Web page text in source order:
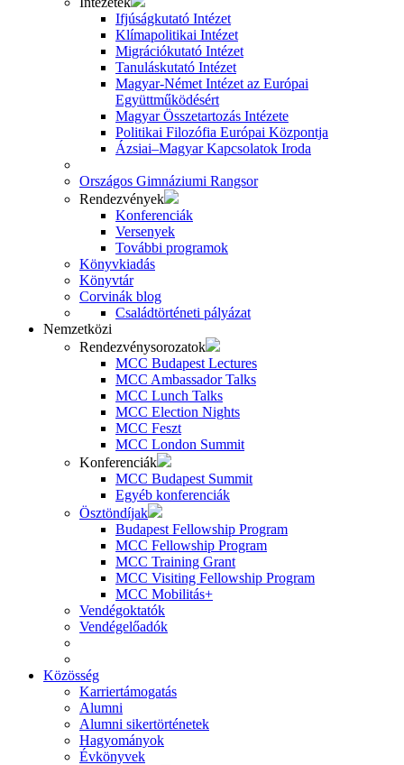
Ifjúságkutató Intézet
Klímapolitikai Intézet
Migrációkutató Intézet
Tanuláskutató Intézet
Magyar-Német Intézet az Európai
Együttműködésért
Magyar Összetartozás Intézete
Politikai Filozófia Európai Központja
Ázsiai–Magyar Kapcsolatok Iroda
Országos Gimnáziumi Rangsor
Rendezvények
Konferenciák
Versenyek
További programok
Könyvkiadás
Könyvtár
Corvinák blog
Családtörténeti pályázat
Nemzetközi
Rendezvénysorozatok
MCC Budapest Lectures
MCC Ambassador Talks
MCC Lunch Talks
MCC Election Nights
MCC Feszt
MCC London Summit
Konferenciák
MCC Budapest Summit
Egyéb konferenciák
Ösztöndíjak
Budapest Fellowship Program
MCC Fellowship Program
MCC Training Grant
MCC Visiting Fellowship Program
MCC Mobilitás+
Vendégoktatók
Vendégelőadók
Közösség
Karriertámogatás
Alumni
Alumni sikertörténetek
Hagyományok
Évkönyvek